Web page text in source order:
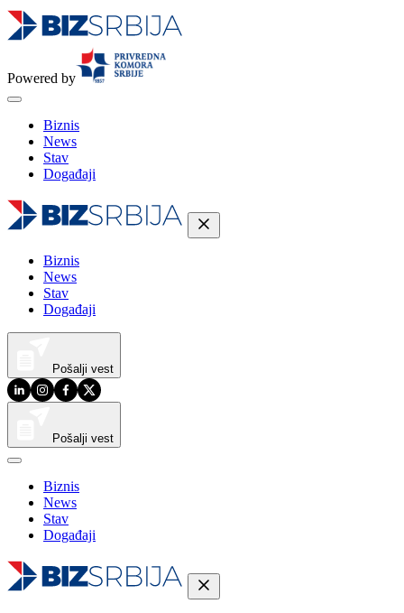
Powered by
Biznis
News
Stav
Događaji
Biznis
News
Stav
Događaji
Pošalji vest
Pošalji vest
Biznis
News
Stav
Događaji